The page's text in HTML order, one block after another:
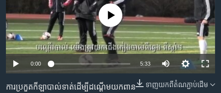
ម្តង
រំលង​
និង​
ចូល​
ទំព័រ​
រចនា
កម្ពុជាច្នៃប្រតិដ្ឋ
ព្រឹត្តិការណ៍ព័ត៌មាន
ទូរទស្សន៍ / វីដេអូ​
កម្មវិធីទាំងអស់
No media source currently available
0:00 5:33
ទាញ​យក​ពី​តំណភ្ជាប់​ដើម
ការប្រកួត​កីឡា​បាល់ទាត់​ដើម្បី​ដណ្តើម​យក​ពាន​